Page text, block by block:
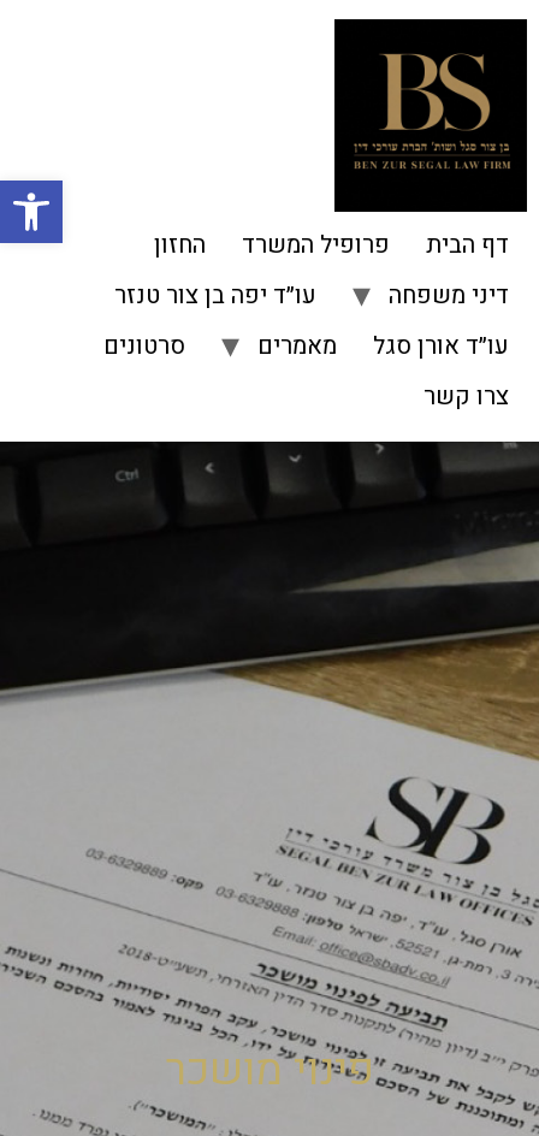
פתח
דף הבית פרופיל המשרד
החזון
דיני משפחה
עו״ד יפה בן צור טנזר
עו״ד אורן סגל
מאמרים
סרטונים
צרו קשר
פינוי מושכר